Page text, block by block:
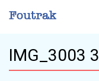
IMG_3003 3